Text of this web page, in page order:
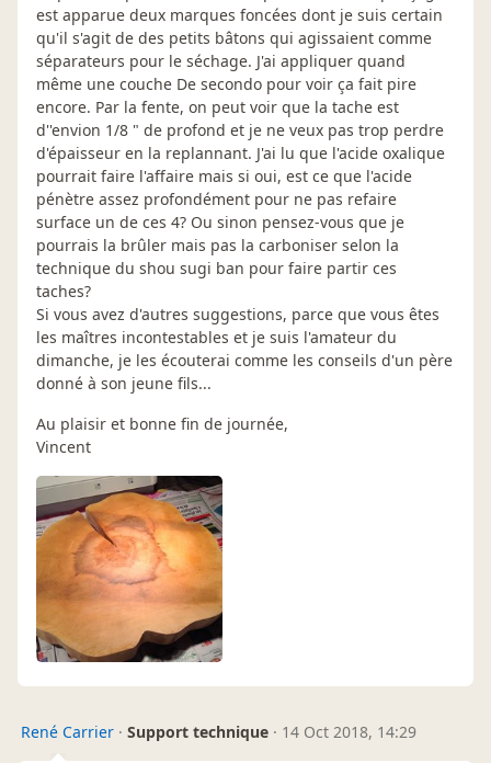
est apparue deux marques foncées dont je suis certain
qu'il s'agit de des petits bâtons qui agissaient comme
séparateurs pour le séchage. J'ai appliquer quand
même une couche De secondo pour voir ça fait pire
encore. Par la fente, on peut voir que la tache est
d''envion 1/8 " de profond et je ne veux pas trop perdre
d'épaisseur en la replannant. J'ai lu que l'acide oxalique
pourrait faire l'affaire mais si oui, est ce que l'acide
pénètre assez profondément pour ne pas refaire
surface un de ces 4? Ou sinon pensez-vous que je
pourrais la brûler mais pas la carboniser selon la
technique du shou sugi ban pour faire partir ces
taches?
Si vous avez d'autres suggestions, parce que vous êtes
les maîtres incontestables et je suis l'amateur du
dimanche, je les écouterai comme les conseils d'un père
donné à son jeune fils...
Au plaisir et bonne fin de journée,
Vincent
René Carrier · Support technique · 14 Oct 2018, 14:29